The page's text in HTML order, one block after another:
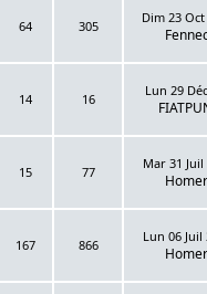
64 305
Dim 23
14 16
Lun 29
15 77
Mar 31 Juil
167 866
Lun 06 Juil